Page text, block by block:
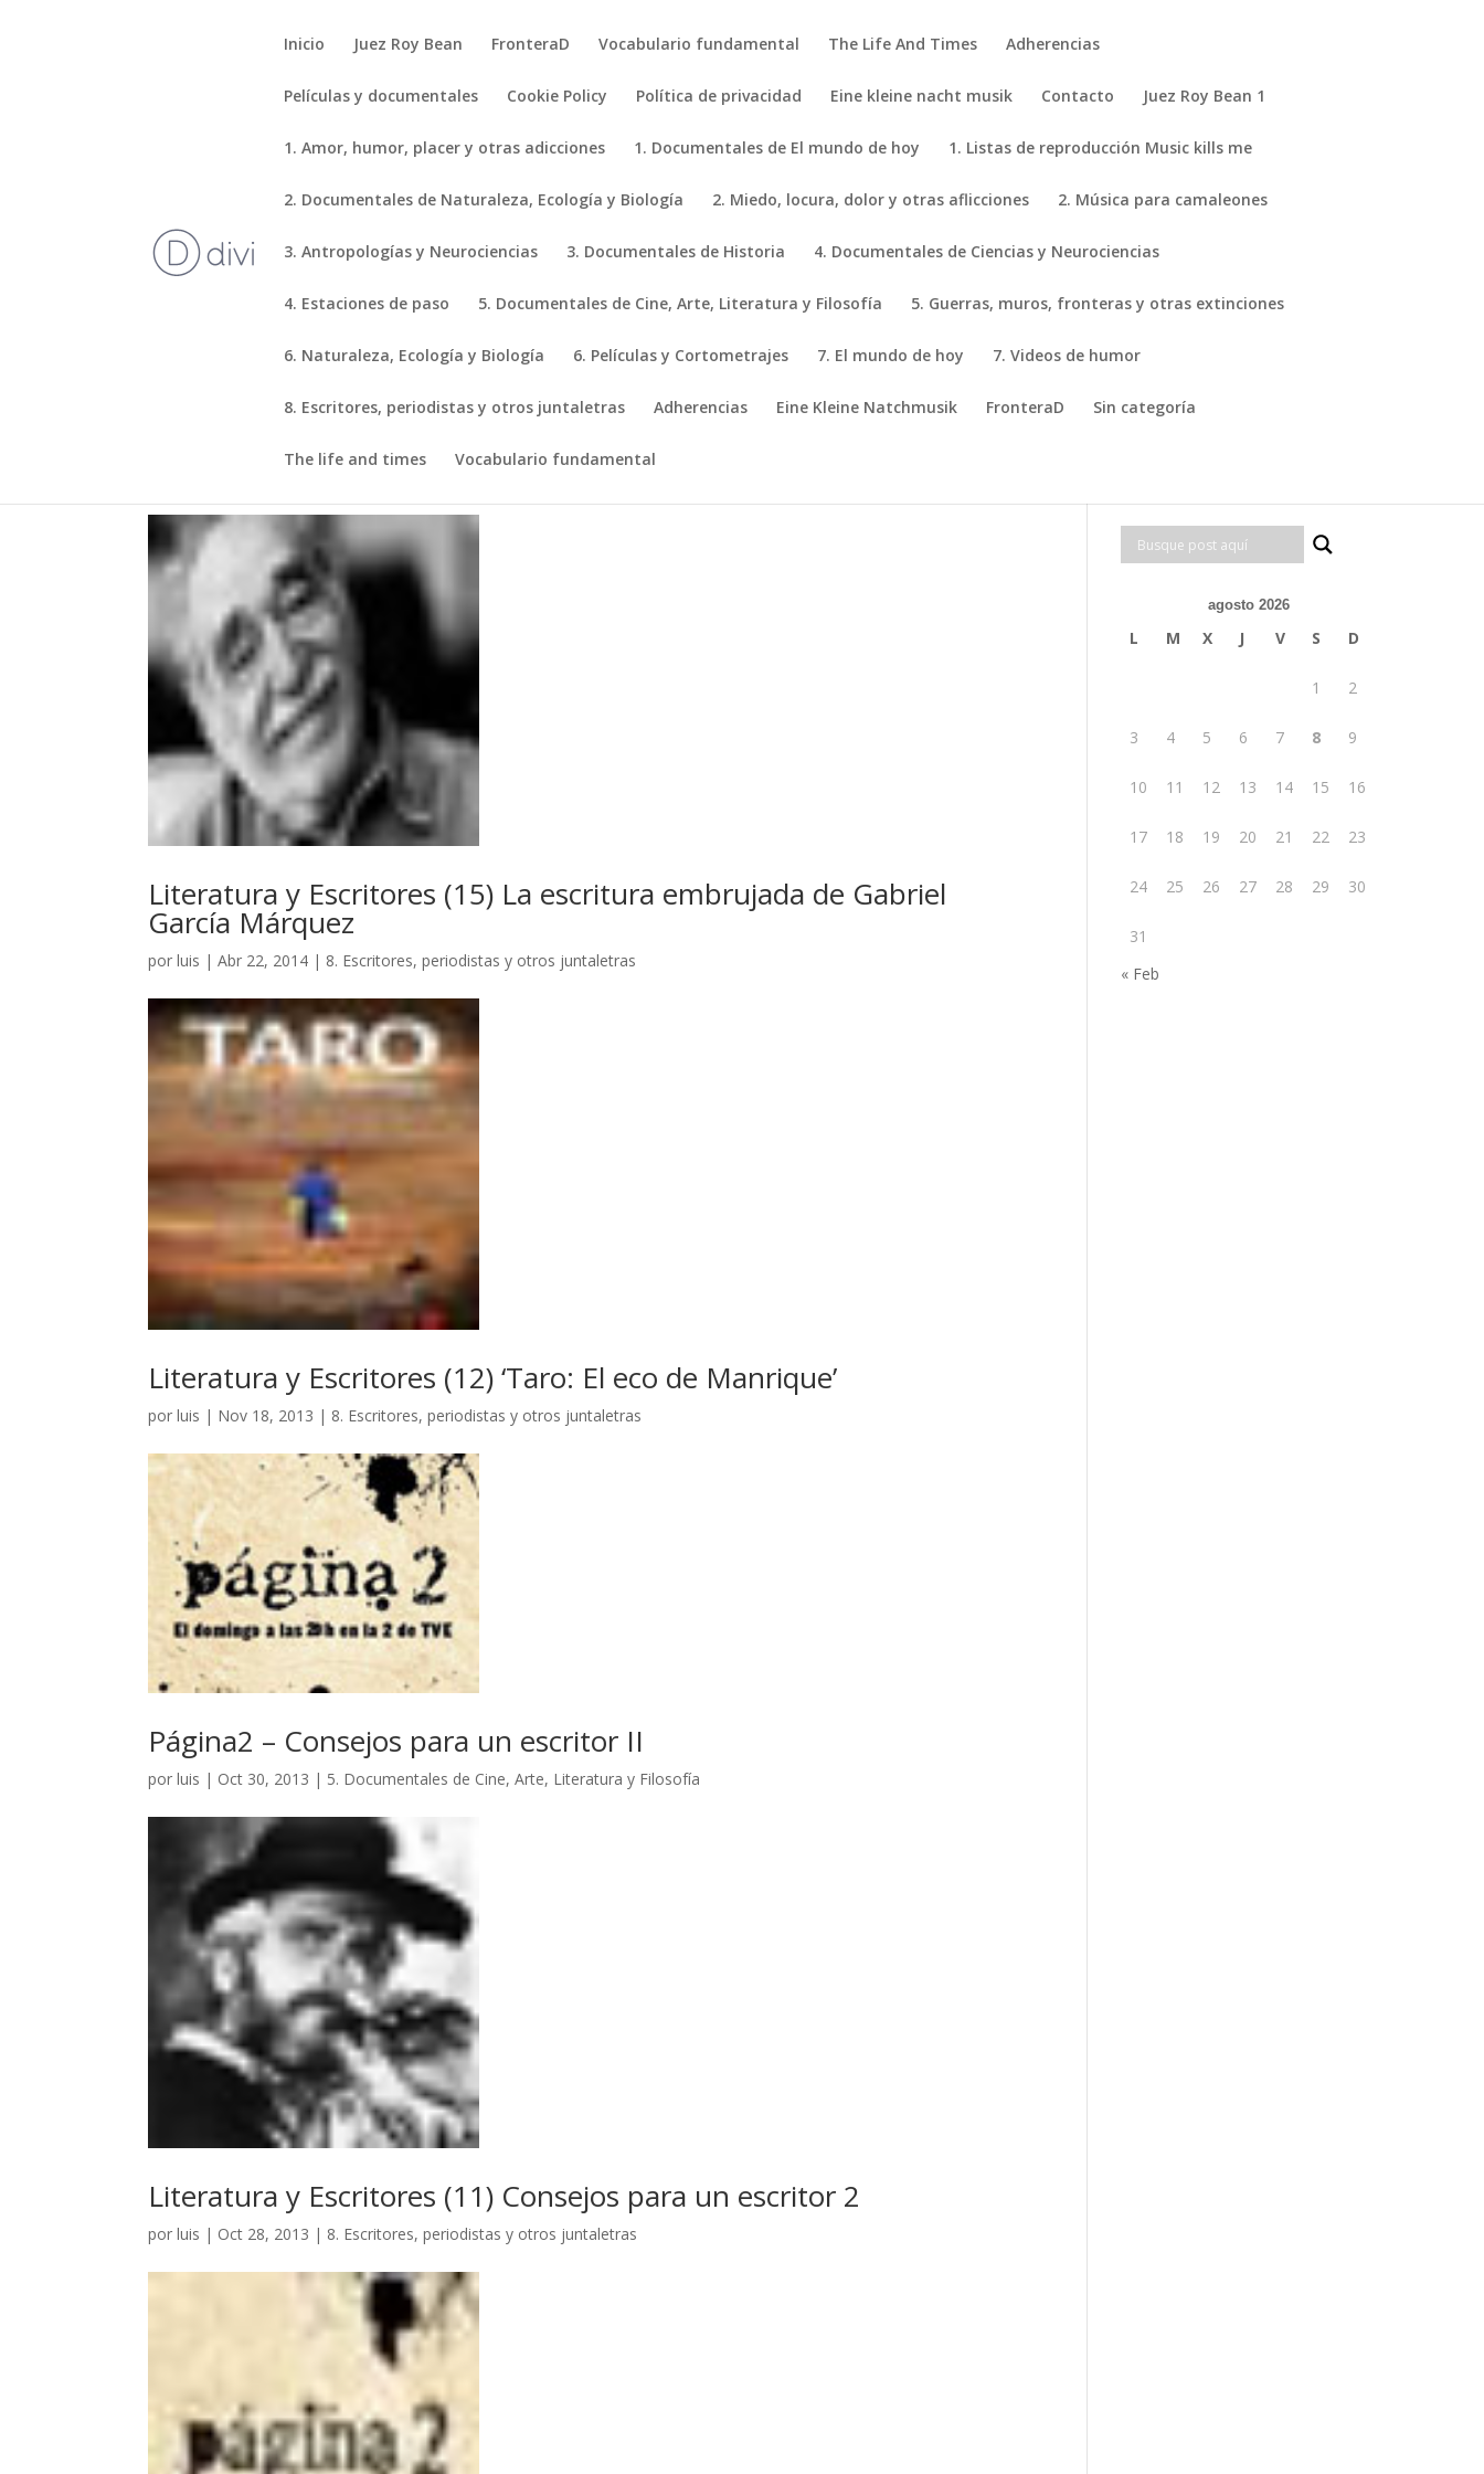
Inicio Juez Roy Bean FronteraD Vocabulario fundamental The Life And Times Adherencias
Películas y documentales Cookie Policy Política de privacidad Eine kleine nacht musik Contacto Juez Roy Bean 1
1. Amor, humor, placer y otras adicciones 1. Documentales de El mundo de hoy 1. Listas de reproducción Music kills me
2. Documentales de Naturaleza, Ecología y Biología 2. Miedo, locura, dolor y otras aflicciones 2. Música para camaleones
3. Antropologías y Neurociencias 3. Documentales de Historia 4. Documentales de Ciencias y Neurociencias
4. Estaciones de paso 5. Documentales de Cine, Arte, Literatura y Filosofía 5. Guerras, muros, fronteras y otras extinciones
6. Naturaleza, Ecología y Biología 6. Películas y Cortometrajes 7. El mundo de hoy 7. Videos de humor
8. Escritores, periodistas y otros juntaletras Adherencias Eine Kleine Natchmusik FronteraD Sin categoría
The life and times Vocabulario fundamental
Literatura y Escritores (15) La escritura embrujada de Gabriel
García Márquez
porluis |Abr 22, 2014 | 8. Escritores, periodistas y otros juntaletras
Literatura y Escritores (12) ‘Taro: El eco de Manrique’
porluis | Nov 18, 2013 | 8. Escritores, periodistas y otros juntaletras
Página2 – Consejos para un escritor II
porluis | Oct 30, 2013 | 5. Documentales de Cine, Arte, Literatura y Filosofía
Literatura y Escritores (11) Consejos para un escritor 2
porluis | Oct 28, 2013 | 8. Escritores, periodistas y otros juntaletras
agosto 2026
L M X J V S D
1 2
3 4 5 6 7 8 9
10 11 12 13 14 15 16
17 18 19 20 21 22 23
24 25 26 27 28 29 30
31
« Feb